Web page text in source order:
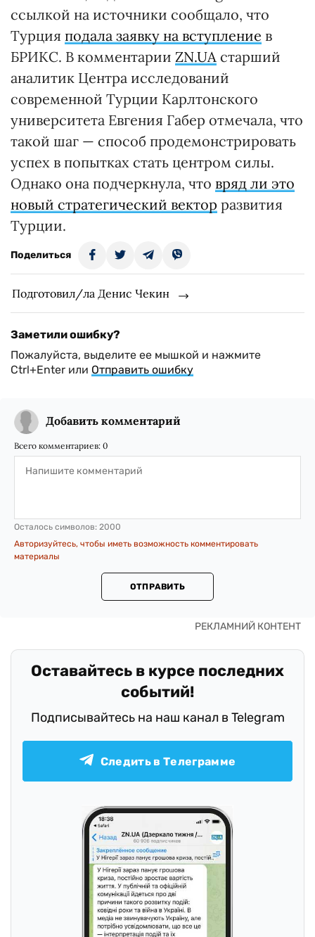
ссылкой на источники сообщало, что
Турция подала заявку на вступление в
БРИКС. В комментарии ZN.UA старший
аналитик Центра исследований
современной Турции Карлтонского
университета Евгения Габер отмечала, что
такой шаг — способ продемонстрировать
успех в попытках стать центром силы.
Однако она подчеркнула, что вряд ли это
новый стратегический вектор развития
Турции.
Поделиться
Подготовил/ла Денис Чекин
Заметили ошибку?
Пожалуйста, выделите ее мышкой и нажмите
Ctrl+Enter или Отправить ошибку
Добавить комментарий
Всего комментариев: 0
Осталось символов: 2000
Авторизуйтесь, чтобы иметь возможность комментировать
материалы
ОТПРАВИТЬ
Оставайтесь в курсе последних
событий!
Подписывайтесь на наш канал в Telegram
Следить в Телеграмме